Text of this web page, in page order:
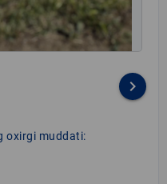
keyboard_arrow_right
oxirgi muddati: